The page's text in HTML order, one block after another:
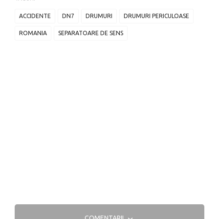
ACCIDENTE DN7 DRUMURI DRUMURI PERICULOASE
ROMANIA SEPARATOARE DE SENS